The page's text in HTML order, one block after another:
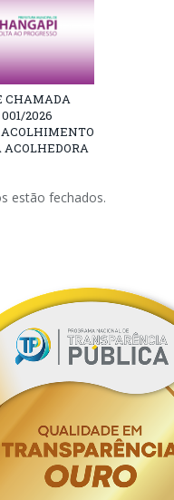
CHAMADA
2026
ACOLHIMENTO
estão fechados.